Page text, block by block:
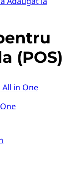
(POS)